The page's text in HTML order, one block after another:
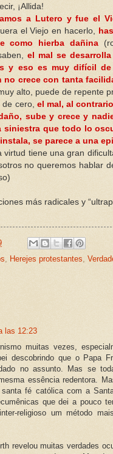
¡Allida!
a Lutero y fue el
el Viejo en hacerlo,
como hierba dañina
el mal se
y eso es muy difícil
no crece con tanta
alto, puede de repente
cero, el mal, al
sube y crece y
siniestra que todo lo
se parece a una
virtud tiene una gran
no queremos hablar
más radicales y
, Herejes protestantes,
las 12:23
muitas vezes,
descobrindo que o Papa
no assunto. Mas se
essência redentora.
fé católica com a
que dei a pouco
religioso um método
revelou muitas verdades